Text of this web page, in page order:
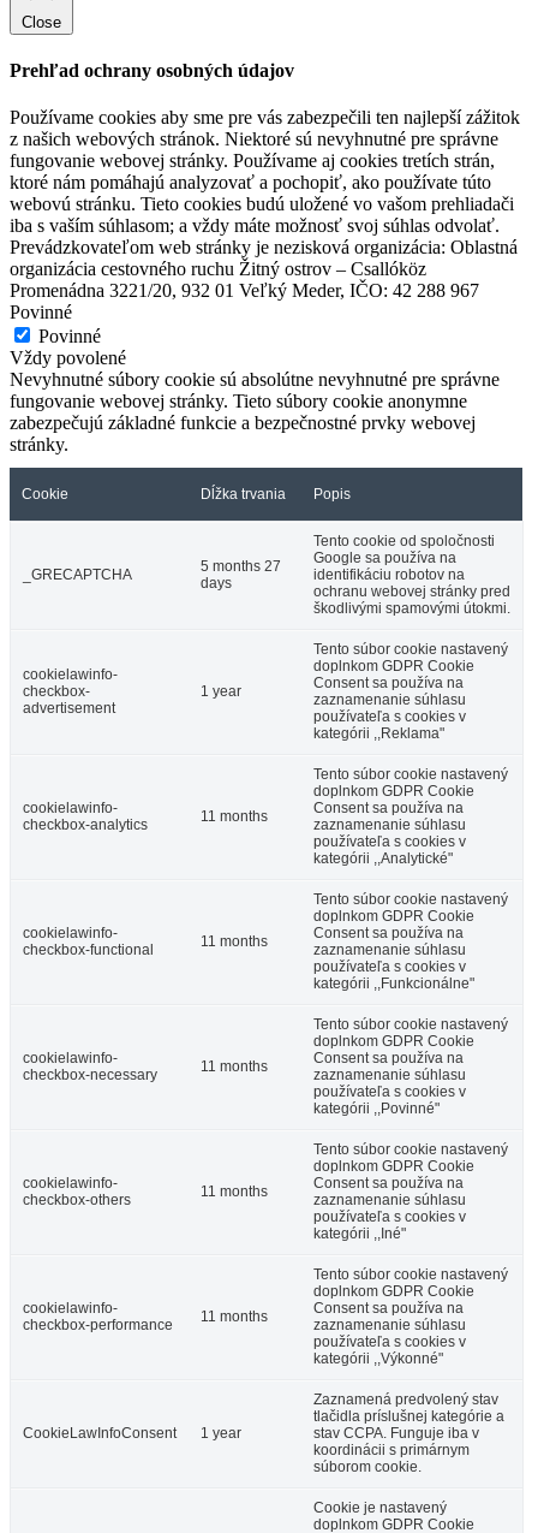
Hotel Amade Château
Vrakúň
Tomášov
Close
Prehľad ochrany osobných údajov
Používame cookies aby sme pre vás zabezpečili ten najlepší zážitok
z našich webových stránok. Niektoré sú nevyhnutné pre správne
fungovanie webovej stránky. Používame aj cookies tretích strán,
ktoré nám pomáhajú analyzovať a pochopiť, ako používate túto
webovú stránku. Tieto cookies budú uložené vo vašom prehliadači
iba s vaším súhlasom; a vždy máte možnosť svoj súhlas odvolať.
Prevádzkovateľom web stránky je nezisková organizácia: Oblastná
organizácia cestovného ruchu Žitný ostrov – Csallóköz
Promenádna 3221/20, 932 01 Veľký Meder, IČO: 42 288 967
Povinné
Povinné
Vždy povolené
Nevyhnutné súbory cookie sú absolútne nevyhnutné pre správne
fungovanie webovej stránky. Tieto súbory cookie anonymne
zabezpečujú základné funkcie a bezpečnostné prvky webovej
stránky.
Cookie Dĺžka trvania Popis
_GRECAPTCHA
5 months 27
days
Tento cookie od spoločnosti
Google sa používa na
identifikáciu robotov na
ochranu webovej stránky pred
škodlivými spamovými útokmi.
cookielawinfo-
checkbox-
advertisement
1 year
Tento súbor cookie nastavený
doplnkom GDPR Cookie
Consent sa používa na
zaznamenanie súhlasu
používateľa s cookies v
kategórii ,,Reklama"
cookielawinfo-
checkbox-analytics
11 months
Tento súbor cookie nastavený
doplnkom GDPR Cookie
Consent sa používa na
zaznamenanie súhlasu
používateľa s cookies v
kategórii ,,Analytické"
cookielawinfo-
checkbox-functional
11 months
Tento súbor cookie nastavený
doplnkom GDPR Cookie
Consent sa používa na
zaznamenanie súhlasu
používateľa s cookies v
kategórii ,,Funkcionálne"
cookielawinfo-
checkbox-necessary
11 months
Tento súbor cookie nastavený
doplnkom GDPR Cookie
Consent sa používa na
zaznamenanie súhlasu
používateľa s cookies v
kategórii ,,Povinné"
cookielawinfo-
checkbox-others
11 months
Tento súbor cookie nastavený
doplnkom GDPR Cookie
Consent sa používa na
zaznamenanie súhlasu
používateľa s cookies v
kategórii ,,Iné"
cookielawinfo-
checkbox-performance
11 months
Tento súbor cookie nastavený
doplnkom GDPR Cookie
Consent sa používa na
zaznamenanie súhlasu
používateľa s cookies v
kategórii ,,Výkonné"
CookieLawInfoConsent 1 year
Zaznamená predvolený stav
tlačidla príslušnej kategórie a
stav CCPA. Funguje iba v
koordinácii s primárnym
súborom cookie.
Cookie je nastavený
doplnkom GDPR Cookie